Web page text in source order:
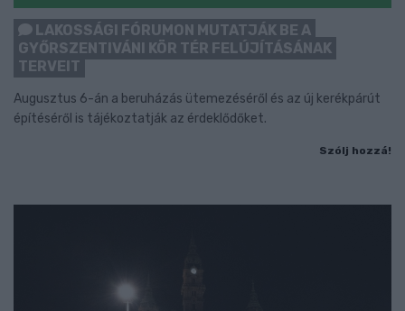
LAKOSSÁGI FÓRUMON MUTATJÁK BE A
GYŐRSZENTIVÁNI KÖR TÉR FELÚJÍTÁSÁNAK
TERVEIT
Augusztus 6-án a beruházás ütemezéséről és az új kerékpárút
építéséről is tájékoztatják az érdeklődőket.
Szólj hozzá!